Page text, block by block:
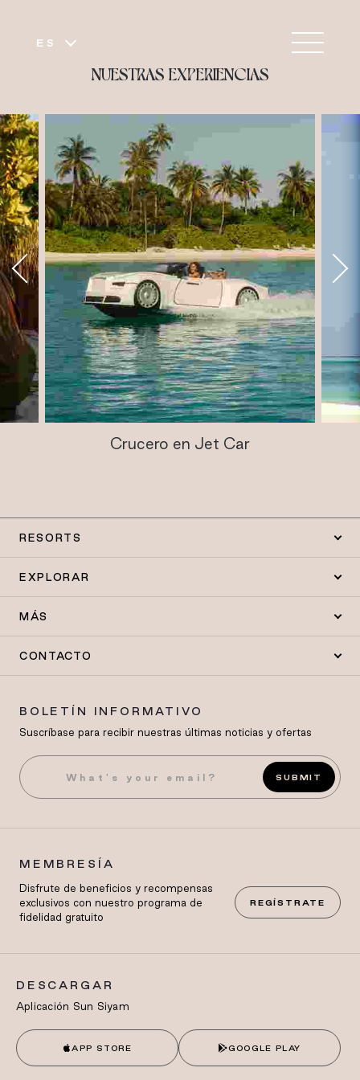
ES
NUESTRAS EXPERIENCIAS
Crucero en Jet Car
RESORTS
EXPLORAR
MÁS
CONTACTO
BOLETÍN INFORMATIVO
Suscríbase para recibir nuestras últimas noticias y ofertas
SUBMIT
MEMBRESÍA
Disfrute de beneficios y recompensas
exclusivos con nuestro programa de
fidelidad gratuito
REGÍSTRATE
DESCARGAR
Aplicación Sun Siyam
APP STORE GOOGLE PLAY